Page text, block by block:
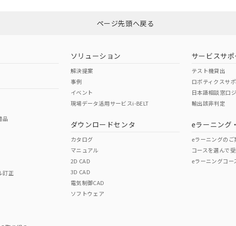
ダウンロードはこちら
Cr(VI)
在庫等で未対応品が混在する可能性があります。
問い合わせください。
ページ先頭へ戻る
品
訂正
ソリューション
解決提案
事例
イベント
現場データ活用サービスi-BELT
ダウンロードセンタ
カタログ
マニュアル
2D CAD
3D CAD
電気制御CAD
ソフトウェア
サービスサポ
テスト機貸出
ロボティクスサ
日本語相談窓口
輸出該非判定
eラーニング
eラーニングのご
コースを選んで
eラーニングコー